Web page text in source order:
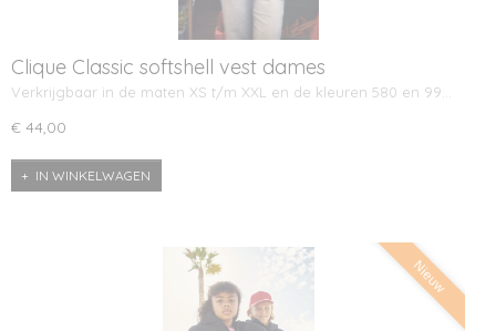
Clique Classic softshell vest dames
Verkrijgbaar in de maten XS t/m XXL en de kleuren 580 en 99…
€ 44,00
IN WINKELWAGEN
Nieuw